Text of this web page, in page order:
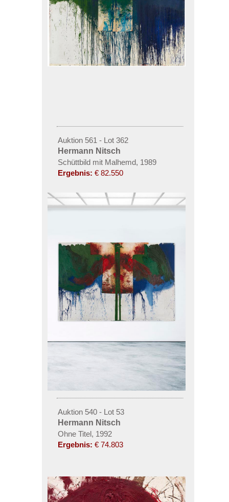
Auktion 561 - Lot 362
Hermann Nitsch
Schüttbild mit Malhemd, 1989
Ergebnis: € 82.550
Auktion 540 - Lot 53
Hermann Nitsch
Ohne Titel, 1992
Ergebnis: € 74.803